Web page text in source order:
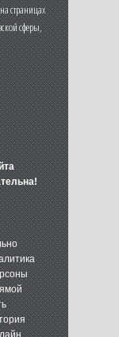
страницах
сферы,